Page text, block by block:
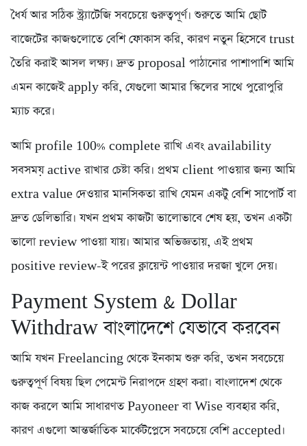
ধৈর্য আর সঠিক স্ট্র্যাটেজি সবচেয়ে গুরুত্বপূর্ণ। শুরুতে আমি ছোট
বাজেটের কাজগুলোতে বেশি ফোকাস করি, কারণ নতুন হিসেবে trust
তৈরি করাই আসল লক্ষ্য। দ্রুত proposal পাঠানোর পাশাপাশি আমি
এমন কাজেই apply করি, যেগুলো আমার স্কিলের সাথে পুরোপুরি
ম্যাচ করে।
আমি profile 100% complete রাখি এবং availability
সবসময় active রাখার চেষ্টা করি। প্রথম client পাওয়ার জন্য আমি
extra value দেওয়ার মানসিকতা রাখি যেমন একটু বেশি সাপোর্ট বা
দ্রুত ডেলিভারি। যখন প্রথম কাজটা ভালোভাবে শেষ হয়, তখন একটা
ভালো review পাওয়া যায়। আমার অভিজ্ঞতায়, এই প্রথম
positive review-ই পরের ক্লায়েন্ট পাওয়ার দরজা খুলে দেয়।
Payment System & Dollar
Withdraw বাংলাদেশে যেভাবে করবেন
আমি যখন Freelancing থেকে ইনকাম শুরু করি, তখন সবচেয়ে
গুরুত্বপূর্ণ বিষয় ছিল পেমেন্ট নিরাপদে গ্রহণ করা। বাংলাদেশ থেকে
কাজ করলে আমি সাধারণত Payoneer বা Wise ব্যবহার করি,
কারণ এগুলো আন্তর্জাতিক মার্কেটপ্লেসে সবচেয়ে বেশি accepted।